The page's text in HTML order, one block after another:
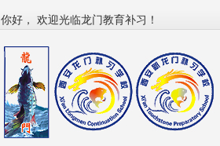
你好， 欢迎光临龙门教育补习！